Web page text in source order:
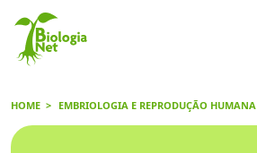
HOME EMBRIOLOGIA E REPRODUÇÃO HUMANA